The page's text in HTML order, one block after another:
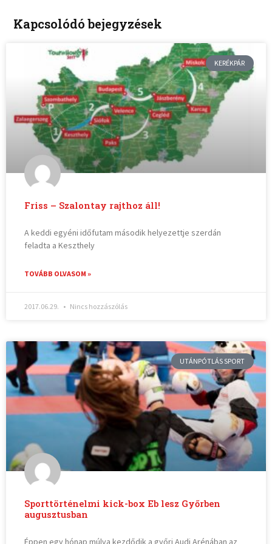
Kapcsolódó bejegyzések
KERÉKPÁR
Friss – Szalontay rajthoz áll!
A keddi egyéni időfutam második helyezettje szerdán
feladta a Keszthely
TOVÁBB OLVASOM »
2017.06.29. Nincs hozzászólás
UTÁNPÓTLÁS SPORT
Sporttörténelmi kick-box Eb lesz Győrben
augusztusban
Éppen egy hónap múlva kezdődik a győri Audi Arénában az